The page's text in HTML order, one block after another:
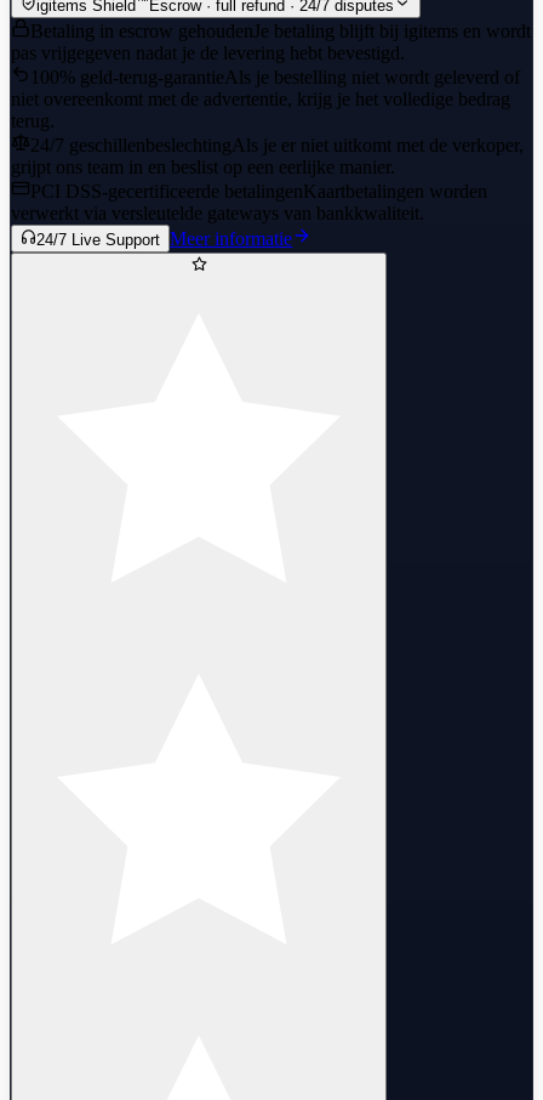
igitems Shield
Escrow · full refund · 24/7 disputes
Betaling in escrow gehouden Je betaling blijft bij igitems en wordt
pas vrijgegeven nadat je de levering hebt bevestigd.
100% geld-terug-garantieAls je bestelling niet wordt geleverd of
niet overeenkomt met de advertentie, krijg je het volledige bedrag
terug.
24/7 geschillenbeslechtingAls je er niet uitkomt met de verkoper,
grijpt ons team in en beslist op een eerlijke manier.
PCI DSS-gecertificeerde betalingenKaartbetalingen worden
verwerkt via versleutelde gateways van bankkwaliteit.
24/7 Live Support Meer informatie